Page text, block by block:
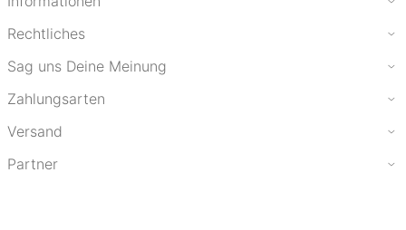
Rechtliches
Sag uns Deine Meinung
Zahlungsarten
Versand
Partner